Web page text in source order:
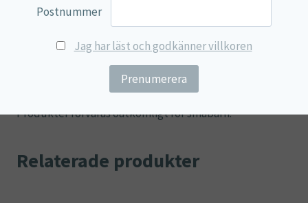
komplex, fyllnadsmedel (medellånga triglycerider),
kapsel (hydroxipropylmetylcellulosa).
Rekommenderad daglig dos bör ej överskridas.
Kosttillskott bör inte användas som ett alternativ till
en varierad och balanserad kost och en hälsosam livsstil.
Produkter förvaras oåtkomligt för småbarn.
Relaterade produkter
Postnummer
Jag har läst och godkänner villkoren